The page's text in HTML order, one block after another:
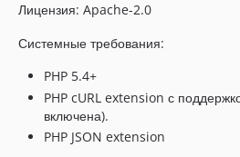
Лицензия: Apache-2.0
Системные требования:
PHP 5.4+
PHP cURL extension с
включена).
PHP JSON extension